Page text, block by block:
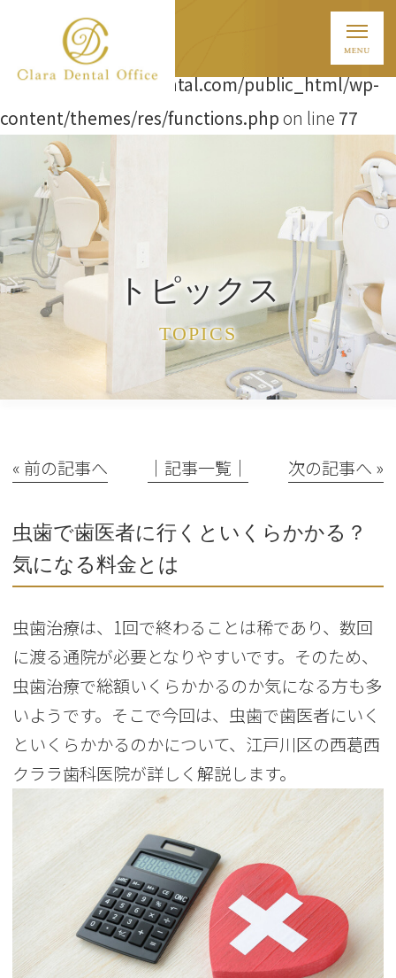
Warning: Attempt to read property "ID" on string in
/home/t838/clara-dental.com/public_html/wp-
content/themes/res/functions.phpon line 77
トピックス
TOPICS
« 前の記事へ │記事一覧│ 次の記事へ »
虫歯で歯医者に行くといくらかかる？
気になる料金とは
虫歯治療は、1回で終わることは稀であり、数回
に渡る通院が必要となりやすいです。そのため、
虫歯治療で総額いくらかかるのか気になる方も多
いようです。そこで今回は、虫歯で歯医者にいく
といくらかかるのかについて、江戸川区の西葛西
クララ歯科医院が詳しく解説します。